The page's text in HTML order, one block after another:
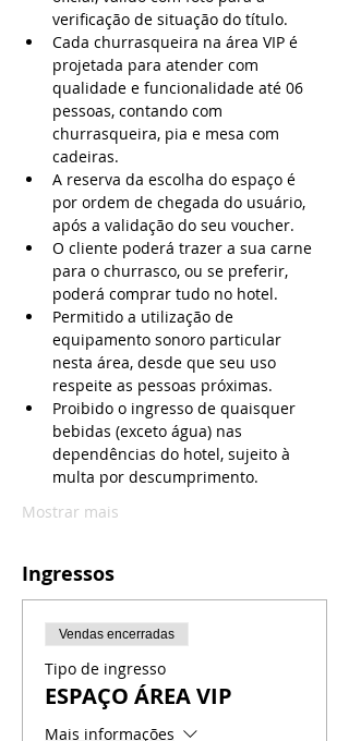
verificação de situação do título.
Cada churrasqueira na área VIP é
projetada para atender com
qualidade e funcionalidade até 06
pessoas, contando com
churrasqueira, pia e mesa com
cadeiras.
A reserva da escolha do espaço é
por ordem de chegada do usuário,
após a validação do seu voucher.
O cliente poderá trazer a sua carne
para o churrasco, ou se preferir,
poderá comprar tudo no hotel.
Permitido a utilização de
equipamento sonoro particular
nesta área, desde que seu uso
respeite as pessoas próximas.
Proibido o ingresso de quaisquer
bebidas (exceto água) nas
dependências do hotel, sujeito à
multa por descumprimento.
Mostrar mais
Ingressos
Vendas encerradas
Tipo de ingresso
ESPAÇO ÁREA VIP
Mais informações